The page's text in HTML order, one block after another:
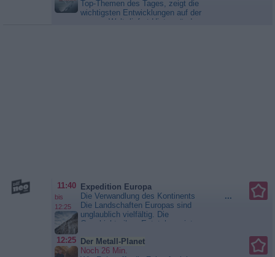
Staub und großen Deals
Top-Themen des Tages, zeigt die
wichtigsten Entwicklungen auf der
ganzen Welt, liefert Hintergründe
11:40
bis
12:25
Expedition Europa
Die Verwandlung des Kontinents
Die Landschaften Europas sind
unglaublich vielfältig. Die
Geschichte ihrer Entstehung ist
die unseren Kontinent zu dem
machten, was er heute ist. Bei
...
12:25
Der Metall-Planet
Noch 26 Min.